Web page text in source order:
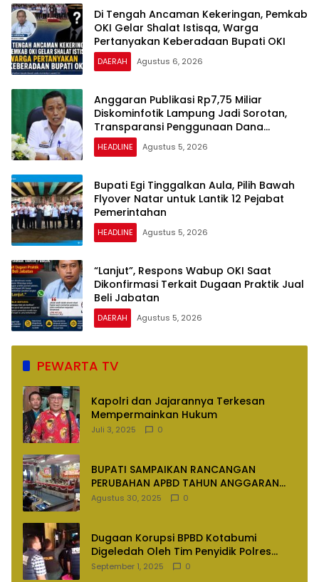
Di Tengah Ancaman Kekeringan, Pemkab
OKI Gelar Shalat Istisqa, Warga
Pertanyakan Keberadaan Bupati OKI
DAERAH Agustus 6, 2026
Anggaran Publikasi Rp7,75 Miliar
Diskominfotik Lampung Jadi Sorotan,
Transparansi Penggunaan Dana
Dipertanyakan
HEADLINE Agustus 5, 2026
Bupati Egi Tinggalkan Aula, Pilih Bawah
Flyover Natar untuk Lantik 12 Pejabat
Pemerintahan
HEADLINE Agustus 5, 2026
“Lanjut”, Respons Wabup OKI Saat
Dikonfirmasi Terkait Dugaan Praktik Jual
Beli Jabatan
DAERAH Agustus 5, 2026
PEWARTA TV
Kapolri dan Jajarannya Terkesan
Mempermainkan Hukum
Juli 3, 2025 0
BUPATI SAMPAIKAN RANCANGAN
PERUBAHAN APBD TAHUN ANGGARAN
2025
Agustus 30, 2025 0
Dugaan Korupsi BPBD Kotabumi
Digeledah Oleh Tim Penyidik Polres
Lampung Utara
September 1, 2025 0